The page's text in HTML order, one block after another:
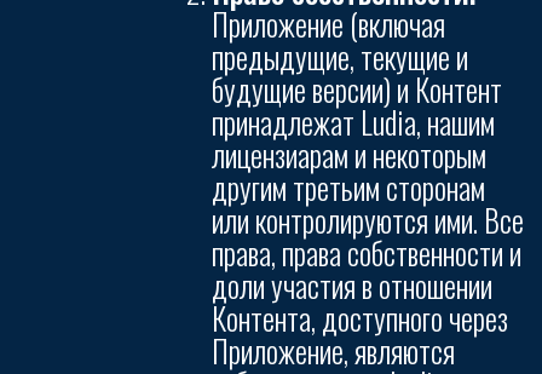
Приложение (включая
предыдущие, текущие и
будущие версии) и Контент
принадлежат Ludia, нашим
лицензиарам и некоторым
другим третьим сторонам
или контролируются ими. Все
права, права собственности и
доли участия в отношении
Контента, доступного через
Приложение, являются